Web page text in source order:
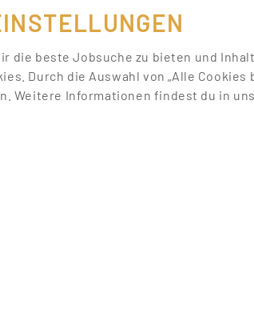
LINKS
die beste Jobsuche zu bieten und
Durch die Auswahl von „Alle
Weitere Informationen findest du in